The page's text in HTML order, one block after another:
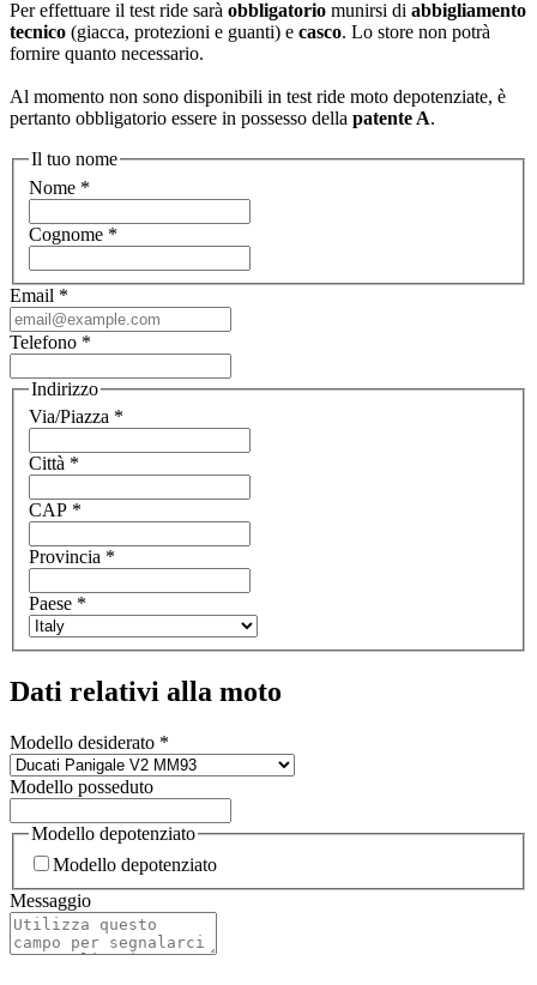
Per effettuare il test ride sarà obbligatorio munirsi di abbigliamento
tecnico (giacca, protezioni e guanti) e casco. Lo store non potrà
fornire quanto necessario.
Al momento non sono disponibili in test ride moto depotenziate, è
pertanto obbligatorio essere in possesso della patente A.
Il tuo nome
Nome *
Cognome *
Email *
Telefono *
Indirizzo
Via/Piazza *
Città *
CAP *
Provincia *
Paese *
Dati relativi alla moto
Modello desiderato *
Modello posseduto
Modello depotenziato
Modello depotenziato
Messaggio